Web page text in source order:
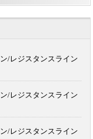
/レジスタンスライン
/レジスタンスライン
/レジスタンスライン